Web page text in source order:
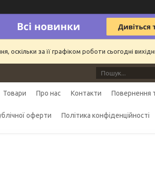
за її графіком роботи сьогодні
Товари Про нас Контакти Повернення
оферти Політика конфіденційності